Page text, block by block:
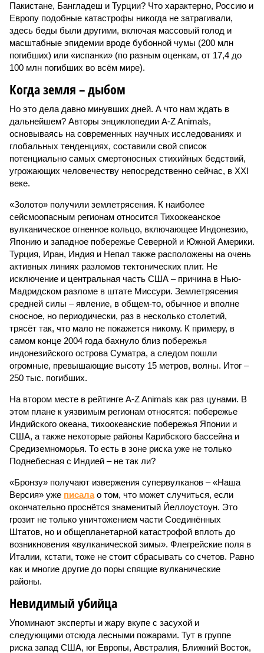
Пакистане, Бангладеш и Турции? Что характерно, Россию и
Европу подобные катастрофы никогда не затрагивали,
здесь беды были другими, включая массовый голод и
масштабные эпидемии вроде бубонной чумы (200 млн
погибших) или «испанки» (по разным оценкам, от 17,4 до
100 млн погибших во всём мире).
Когда земля – дыбом
Но это дела давно минувших дней. А что нам ждать в
дальнейшем? Авторы энциклопедии A-Z Animals,
основываясь на современных научных исследованиях и
глобальных тенденциях, составили свой список
потенциально самых смертоносных стихийных бедствий,
угрожающих человечеству непосредственно сейчас, в XXI
веке.
«Золото» получили землетрясения. К наиболее
сейсмоопасным регионам относится Тихоокеанское
вулканическое огненное кольцо, включающее Индонезию,
Японию и западное побережье Северной и Южной Америки.
Турция, Иран, Индия и Непал также расположены на очень
активных линиях разломов тектонических плит. Не
исключение и центральная часть США – причина в Нью-
Мадридском разломе в штате Миссури. Землетрясения
средней силы – явление, в общем-то, обычное и вполне
сносное, но периодически, раз в несколько столетий,
трясёт так, что мало не покажется никому. К примеру, в
самом конце 2004 года бахнуло близ побережья
индонезийского острова Суматра, а следом пошли
огромные, превышающие высоту 15 метров, волны. Итог –
250 тыс. погибших.
На втором месте в рейтинге A-Z Animals как раз цунами. В
этом плане к уязвимым регионам относятся: побережье
Индийского океана, тихо­океанские побережья Японии и
США, а также некоторые районы Карибского бассейна и
Средиземноморья. То есть в зоне риска уже не только
Поднебесная с Индией – не так ли?
«Бронзу» получают извержения супервулканов – «Наша
Версия» уже писалао том, что может случиться, если
окончательно проснётся знаменитый Йеллоустоун. Это
грозит не только уничтожением части Соединённых
Штатов, но и общепланетарной катастрофой вплоть до
возникновения «вулканической зимы». Флегрейские поля в
Италии, кстати, тоже не стоит сбрасывать со счетов. Равно
как и многие другие до поры спящие вулканические
районы.
Невидимый убийца
Упоминают эксперты и жару вкупе с засухой и
следующими отсюда лесными пожарами. Тут в группе
риска запад США, юг Европы, Австралия, Ближний Восток,